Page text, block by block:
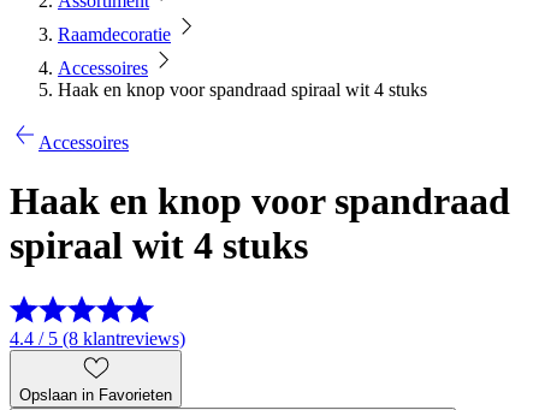
Raamdecoratie
Accessoires
Haak en knop voor spandraad spiraal wit 4 stuks
Accessoires
Haak en knop voor spandraad
spiraal wit 4 stuks
4.4 / 5 (8 klantreviews)
Opslaan in Favorieten